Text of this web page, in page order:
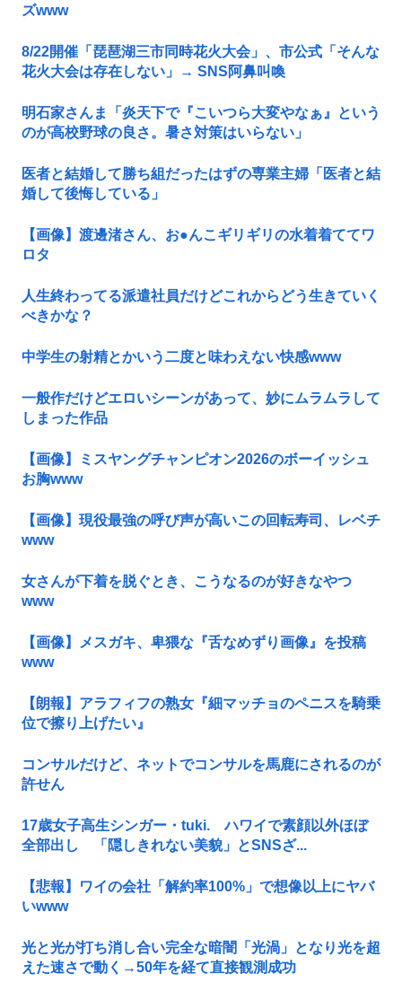
ズwww
8/22開催「琵琶湖三市同時花火大会」、市公式「そんな
花火大会は存在しない」→ SNS阿鼻叫喚
明石家さんま「炎天下で『こいつら大変やなぁ』という
のが高校野球の良さ。暑さ対策はいらない」
医者と結婚して勝ち組だったはずの専業主婦「医者と結
婚して後悔している」
【画像】渡邊渚さん、お●んこギリギリの水着着ててワ
ロタ
人生終わってる派遣社員だけどこれからどう生きていく
べきかな？
中学生の射精とかいう二度と味わえない快感www
一般作だけどエロいシーンがあって、妙にムラムラして
しまった作品
【画像】ミスヤングチャンピオン2026のボーイッシュ
お胸www
【画像】現役最強の呼び声が高いこの回転寿司、レベチ
www
女さんが下着を脱ぐとき、こうなるのが好きなやつ
www
【画像】メスガキ、卑猥な『舌なめずり画像』を投稿
www
【朗報】アラフィフの熟女『細マッチョのペニスを騎乗
位で擦り上げたい』
コンサルだけど、ネットでコンサルを馬鹿にされるのが
許せん
17歳女子高生シンガー・tuki. ハワイで素顔以外ほぼ
全部出し 「隠しきれない美貌」とSNSざ...
【悲報】ワイの会社「解約率100%」で想像以上にヤバ
いwww
光と光が打ち消し合い完全な暗闇「光渦」となり光を超
えた速さで動く→50年を経て直接観測成功